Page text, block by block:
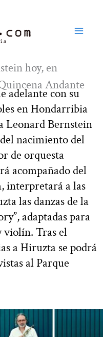
hoy, en
Andante
adelante con su
en Hondarribia
Leonard Bernstein
nacimiento del
de orquesta
acompañado del
interpretará a las
las danzas de la
adaptadas para
violín. Tras el
a Hiruzta se podrá
al Parque